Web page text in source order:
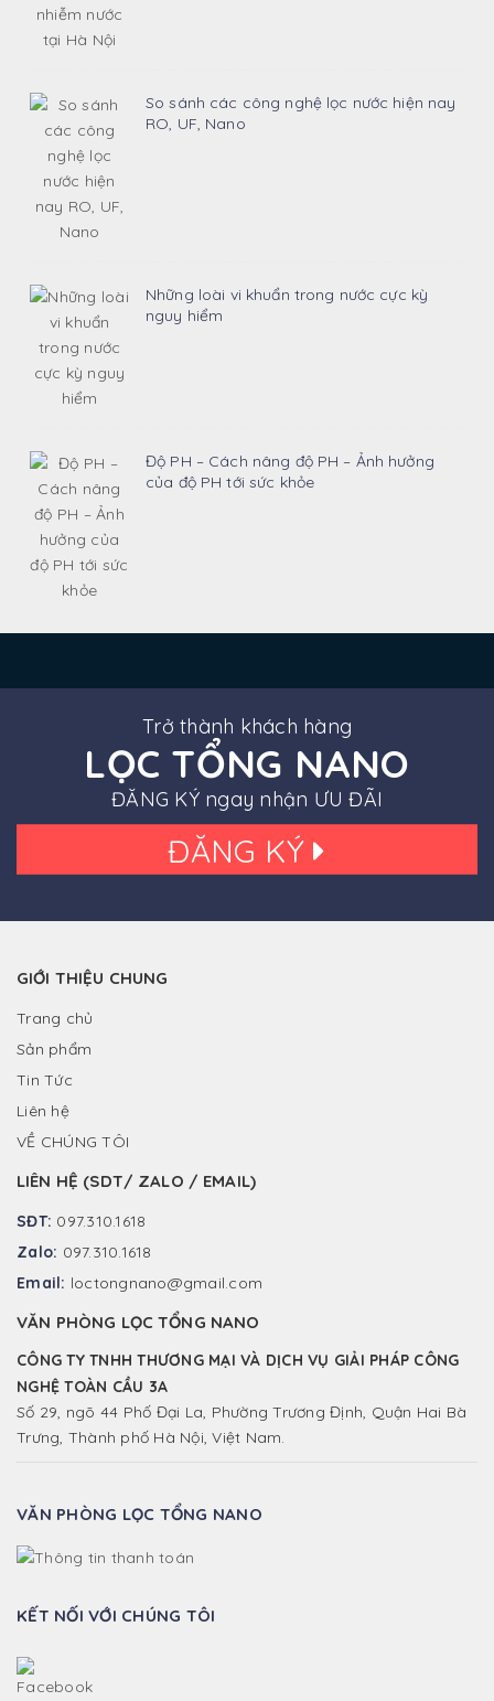
So sánh các công nghệ lọc nước hiện nay
RO, UF, Nano
Những loài vi khuẩn trong nước cực kỳ
nguy hiểm
Độ PH – Cách nâng độ PH – Ảnh hưởng
của độ PH tới sức khỏe
Trở thành khách hàng
LỌC TỔNG NANO
ĐĂNG KÝ ngay nhận ƯU ĐÃI
ĐĂNG KÝ
GIỚI THIỆU CHUNG
Trang chủ
Sản phẩm
Tin Tức
Liên hệ
VỀ CHÚNG TÔI
LIÊN HỆ (SDT/ ZALO / EMAIL)
SĐT: 097.310.1618
Zalo: 097.310.1618
Email: loctongnano@gmail.com
VĂN PHÒNG LỌC TỔNG NANO
CÔNG TY TNHH THƯƠNG MẠI VÀ DỊCH VỤ GIẢI PHÁP CÔNG
NGHỆ TOÀN CẦU 3A
Số 29, ngõ 44 Phố Đại La, Phường Trương Định, Quận Hai Bà
Trưng, Thành phố Hà Nội, Việt Nam.
VĂN PHÒNG LỌC TỔNG NANO
KẾT NỐI VỚI CHÚNG TÔI